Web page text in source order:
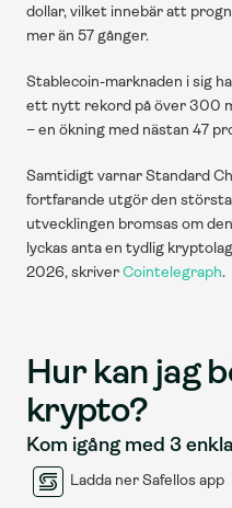
dollar, vilket innebär att
mer än 57 gånger.
Stablecoin-marknaden i sig
ett nytt rekord på över 300
– en ökning med nästan 47
Samtidigt varnar Standard
fortfarande utgör den största
utvecklingen bromsas om
lyckas anta en tydlig
2026, skriver Cointelegraph.
Hur kan jag
krypto?
Kom igång med 3
Ladda ner Safellos app